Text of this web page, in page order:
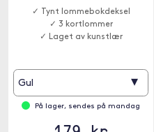
✓ Tynt lommebokdeksel
✓ 3 kortlommer
✓ Laget av kunstlær
Gul ▾
På lager, sendes på mandag